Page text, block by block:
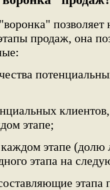
позволяет
продаж, она
этапе;
этапе (долю
этапа на
этапа